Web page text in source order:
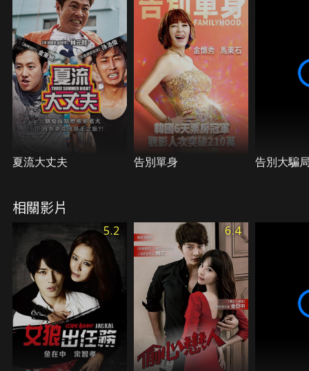
夏流大丈夫 告別單身 告別大騙
相關影片
5.2 6.4